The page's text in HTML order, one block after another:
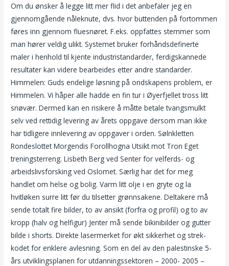
Om du ønsker å legge litt mer flid i det anbefaler jeg en
gjennomgående nåleknute, dvs. hvor buttenden på fortommen
føres inn gjennom fluesnøret. F.eks. oppfattes stemmer som
man hører veldig ulikt. Systemet bruker forhåndsdefinerte
maler i henhold til kjente industristandarder, ferdigskannede
resultater kan videre bearbeides etter andre standarder.
Himmelen: Guds endelige løsning på ondskapens problem, er
Himmelen. Vi håper alle hadde en fin tur i Øyerfjellet tross litt
snøvær. Dermed kan en risikere å måtte betale tvangsmulkt
selv ved rettidig levering av årets oppgave dersom man ikke
har tidligere innlevering av oppgaver i orden. Sølnkletten
Rondeslottet Morgendis Forollhogna Utsikt mot Tron Eget
treningsterreng. Lisbeth Berg ved Senter for velferds- og
arbeidslivsforsking ved Oslomet. Særlig har det for meg
handlet om helse og bolig. Varm litt olje i en gryte og la
hvitløken surre litt før du tilsetter grønnsakene. Deltakere må
sende totalt fire bilder, to av ansikt (forfra og profil) og to av
kropp (halv og helfigur) Jenter må sende bikinibilder og gutter
bilde i shorts. Direkte lasermerket for økt sikkerhet og strek-
kodet for enklere avlesning. Som en del av den palestinske 5-
års utviklingsplanen for utdanningssektoren – 2000- 2005 –